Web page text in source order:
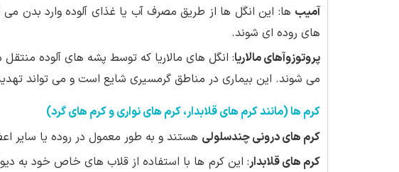
آمیب ها: این انگل ها از طریق مصرف آب یا غذای آلوده وارد بدن
های روده ای شوند.
پروتوزوآهای مالاریا: انگل های مالاریا که توسط پشه های آلوده
می شوند. این بیماری در مناطق گرمسیری شایع است و می تواند
کرم ها (مانند کرم های قلابدار، کرم های نواری و کرم های گرد)
کرم های درونی چندسلولی هستند و به طور معمول در روده یا سایر
کرم های قلابدار: این کرم ها با استفاده از قلاب های خاص خود به